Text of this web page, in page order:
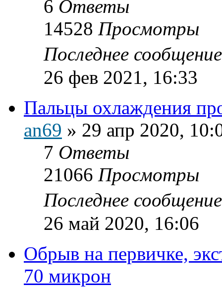
6 Ответы
14528 Просмотры
Последнее
26 фев 2021, 16:33
Пальцы охлаждения
an69 » 29 апр 2020,
7 Ответы
21066 Просмотры
Последнее
26 май 2020, 16:06
Обрыв на первичке,
70 микрон